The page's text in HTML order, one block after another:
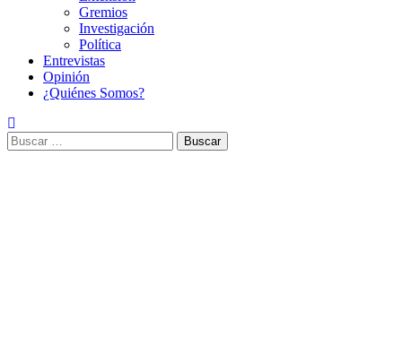
Gremios
Investigación
Política
Entrevistas
Opinión
¿Quiénes Somos?
Buscar: